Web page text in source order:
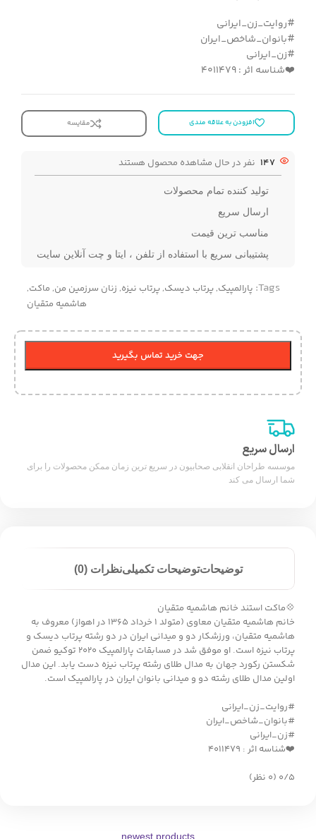
#روایت_زن_ایرانی
#بانوان_شاخص_ایران
#زن_ایرانی
❤️شناسه اثر : 4011479
افزودن به علاقه مندی مقایسه
147 نفر در حال مشاهده محصول هستند
تولید کننده تمام محصولات
ارسال سریع
مناسب ترین قیمت
پشتیبانی سریع با استفاده از تلفن ، ایتا و چت آنلاین سایت
Tags: پارالمپیک,پرتاب دیسک,پرتاب نیزه, زنان سرزمین من, ماکت,
هاشمیه متقیان
جهت خرید تماس بگیرید
ارسال سریع
موسسه طراحان انقلابی صحابیون در سریع ترین زمان ممکن محصولات را برای
شما ارسال می کند
توضیحاتتوضیحات تکمیلینظرات (0)
💠ماکت استند خانم هاشمیه متقیان
خانم هاشمیه متقیان معاوی (متولد ۱ خرداد ۱۳۶۵ در اهواز) معروف به
هاشمیه متقیان، ورزشکار دو و میدانی ایران در دو رشته پرتاب دیسک و
پرتاب نیزه است. او موفق شد در مسابقات پارالمپیک ۲۰۲۰ توکیو ضمن
شکستن رکورد جهان به مدال طلای رشته پرتاب نیزه دست یابد. این مدال
اولین مدال طلای رشته دو و میدانی بانوان ایران در پارالمپیک است.
#روایت_زن_ایرانی
#بانوان_شاخص_ایران
#زن_ایرانی
❤️شناسه اثر : ۴۰۱۱۴۷۹
‫۰/۵ ‫(۰ نظر)
newest products